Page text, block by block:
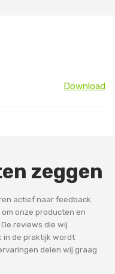
Download
zeggen
actief naar feedback
onze producten en
reviews die wij
in de praktijk wordt
delen wij graag